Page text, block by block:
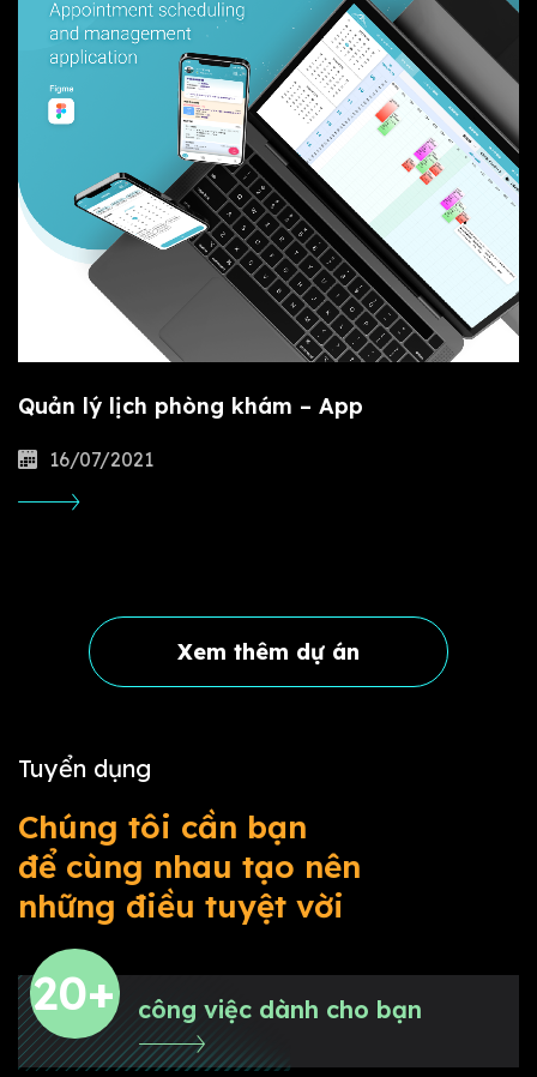
Quản lý lịch phòng khám – App
16/07/2021
Xem thêm dự án
Tuyển dụng
Chúng tôi cần bạn
để cùng nhau tạo nên
những điều tuyệt vời
20+ công việc dành cho bạn